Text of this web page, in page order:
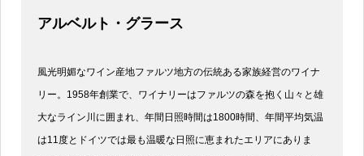
アルベルト・グラース
風光明媚なワイン産地ファルツ地方の伝統ある家族経営のワイナ
リー。1958年創業で、ワイナリーはファルツの森を抱く山々と雄
大なライン川に囲まれ、年間日照時間は1800時間、年間平均気温
は11度とドイツでは最も温暖な日照に恵まれたエリアにありま